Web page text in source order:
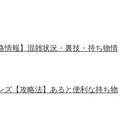
情報】混雑状況・裏技・持ち物情
ズ【攻略法】あると便利な持ち物